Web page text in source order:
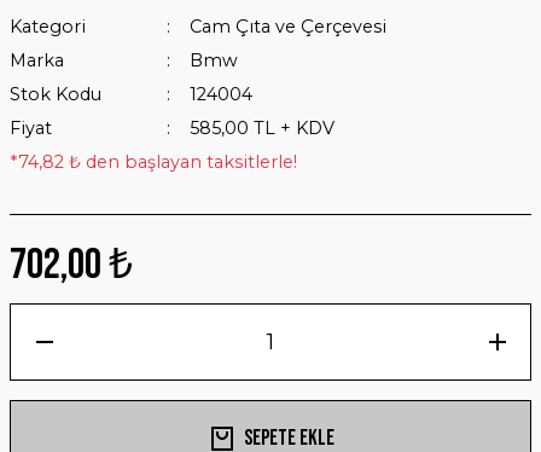
Kategori
Cam Çıta ve Çerçevesi
Marka
Bmw
Stok Kodu
124004
Fiyat
585,00 TL + KDV
*74,82 ₺ den başlayan taksitlerle!
702,00 ₺
Sepete Ekle